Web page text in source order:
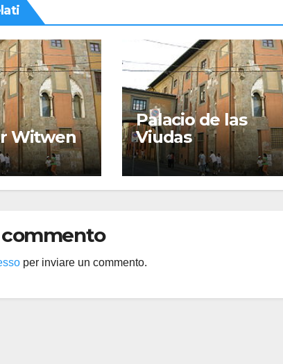
Witwen
Palacio de las
Viudas
commento
per inviare un commento.